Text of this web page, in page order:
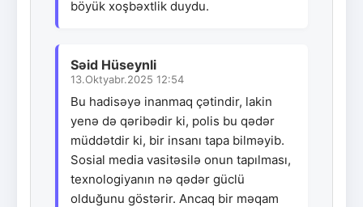
böyük xoşbəxtlik duydu.
Səid Hüseynli
13.Oktyabr.2025 12:54
Bu hadisəyə inanmaq çətindir, lakin
yenə də qəribədir ki, polis bu qədər
müddətdir ki, bir insanı tapa bilməyib.
Sosial media vasitəsilə onun tapılması,
texnologiyanın nə qədər güclü
olduğunu göstərir. Ancaq bir məqam